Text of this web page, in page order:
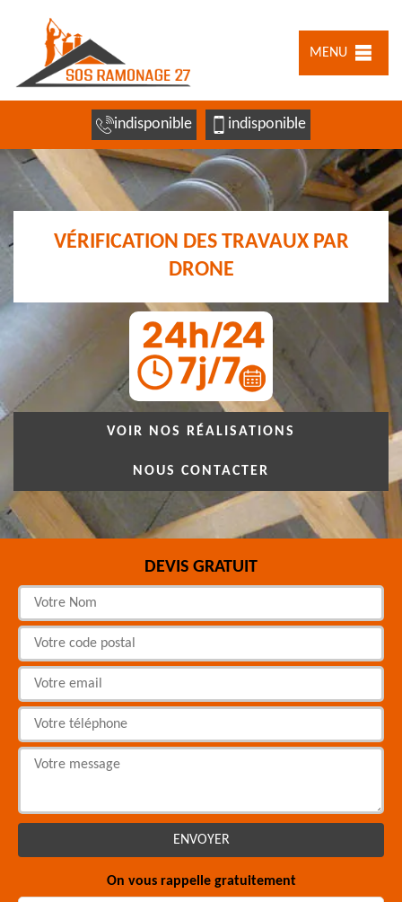
MENU
indisponible indisponible
VÉRIFICATION DES TRAVAUX PAR
DRONE
VOIR NOS RÉALISATIONS
NOUS CONTACTER
DEVIS GRATUIT
On vous rappelle gratuitement